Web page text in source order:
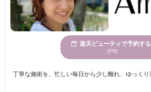
楽天ビューティで予約する
[PR]